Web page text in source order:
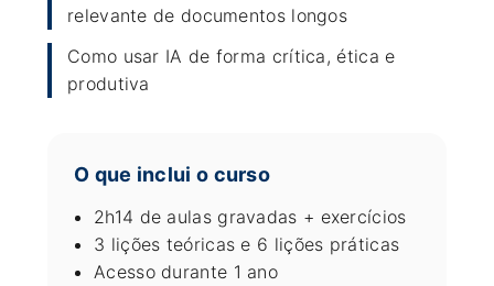
relevante de documentos longos
Como usar IA de forma crítica, ética e
produtiva
O que inclui o curso
2h14 de aulas gravadas + exercícios
3 lições teóricas e 6 lições práticas
Acesso durante 1 ano